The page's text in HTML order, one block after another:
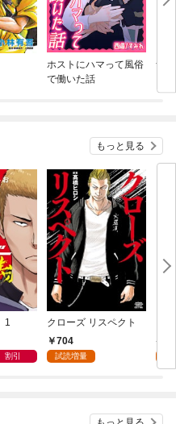
ホストにハマって風俗
で働いた話
ナ
もっと見る
1
割引
クローズ リスペクト
704
試読増量